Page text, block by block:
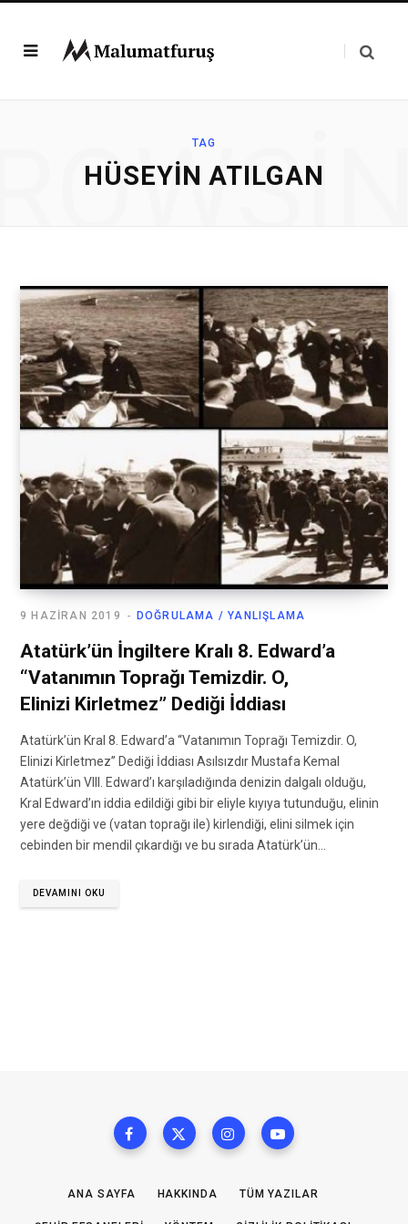
TAG
HÜSEYIN ATILGAN
DOĞRULAMA / YANLIŞLAMA
9 HAZIRAN 2019
Atatürk’ün İngiltere Kralı 8. Edward’a
“Vatanımın Toprağı Temizdir. O,
Elinizi Kirletmez” Dediği İddiası
Atatürk’ün Kral 8. Edward’a “Vatanımın Toprağı Temizdir. O,
Elinizi Kirletmez” Dediği İddiası Asılsızdır Mustafa Kemal
Atatürk’ün VIII. Edward’ı karşıladığında denizin dalgalı olduğu,
Kral Edward’ın iddia edildiği gibi bir eliyle kıyıya tutunduğu, elinin
yere değdiği ve (vatan toprağı ile) kirlendiği, elini silmek için
cebinden bir mendil çıkardığı ve bu sırada Atatürk’ün…
DEVAMINI OKU
ANA SAYFA HAKKINDA TÜM YAZILAR